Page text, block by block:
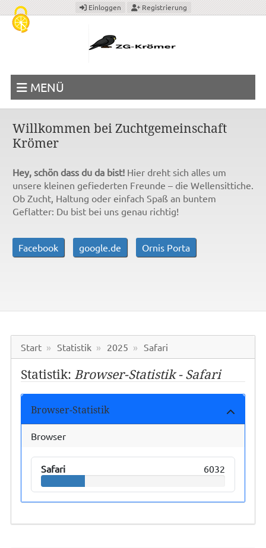
Einloggen Registrierung
MENÜ
Willkommen bei Zuchtgemeinschaft
Krömer
Hey, schön dass du da bist!Hier dreht sich alles um
unsere kleinen gefiederten Freunde – die Wellensittiche.
Ob Zucht, Haltung oder einfach Spaß an buntem
Geflatter: Du bist bei uns genau richtig!
Facebook google.de Ornis Porta
Start Statistik 2025 Safari
Statistik: Browser-Statistik - Safari
Browser-Statistik
Browser
Safari 6032
Cookie-Einstellungen